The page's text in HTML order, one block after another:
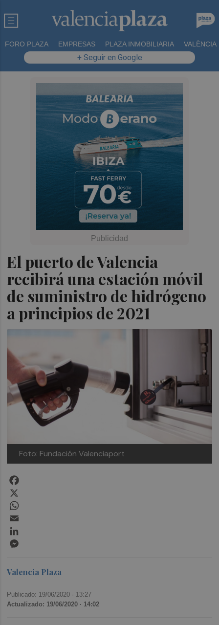
FORO PLAZA EMPRESAS PLAZA INMOBILIARIA VALÈNCIA
+ Seguir en Google
El puerto de Valencia
recibirá una estación móvil
de suministro de hidrógeno
a principios de 2021
Foto: Fundación Valenciaport
Valencia Plaza
Publicado: 19/06/2020 · 13:27
Actualizado: 19/06/2020 · 14:02